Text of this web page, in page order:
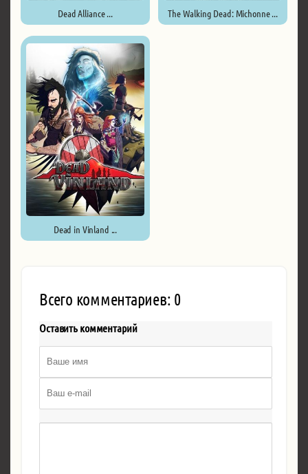
Dead Alliance ... The Walking Dead: Michonne ...
Dead in Vinland ...
Всего комментариев: 0
Оставить комментарий